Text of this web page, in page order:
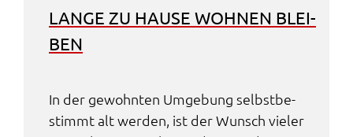
LANGE ZU HAUSE WOHNEN BLEI­
BEN
In der gewohn­ten Umge­bung selbst­be­
stimmt alt werden, ist der Wunsch vieler
Speicherung Einwilligung Datenschutzhinweise
Cookie Laufzeit:
Frontend Benutzer